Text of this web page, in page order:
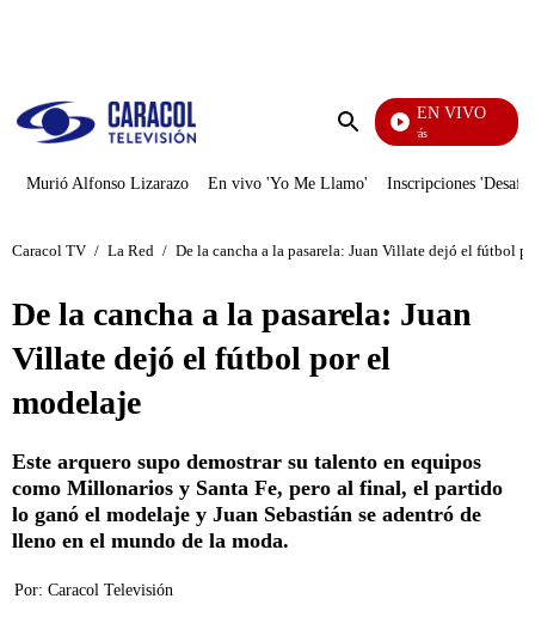
Enviar
EN VIVO
También Caerás
Murió Alfonso Lizarazo En vivo 'Yo Me Llamo' Inscripciones
Caracol TV / La Red / De la cancha a la pasarela: Juan Villate dejó el fútbol
De la cancha a la pasarela: Juan
Villate dejó el fútbol por el
modelaje
Este arquero supo demostrar su talento en equipos
como Millonarios y Santa Fe, pero al final, el partido
lo ganó el modelaje y Juan Sebastián se adentró de
lleno en el mundo de la moda.
Por: Caracol Televisión